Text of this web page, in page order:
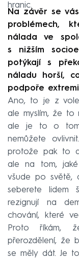
hranic.
Na závěr se
problémech,
nálada ve
s nižším
potýkají s
náladu horší,
podpoře
Ano, to je z
ale myslím, že to
ale je to o
nemůžete
protože pak to
ale na tom,
všude po světě,
seberete
rezignují na
chování, které
Proto říkám,
přerozdělení, že
se měly dát. Je